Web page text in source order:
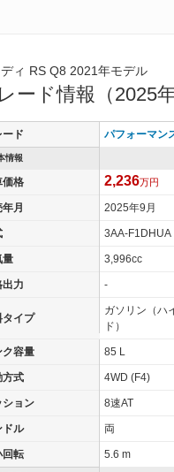
ィ RS Q8 2021年モデル
ード情報（2025
ード パフォーマン
情報
価格 2,236万円
月 2025年9月
3AA-F1DHUA
量 3,996cc
出力 -
タイプ
ガソリン（ハ
ド）
ク容量 85 L
方式 4WD (F4)
ション 8速AT
ドル 両
回転 5.6 m